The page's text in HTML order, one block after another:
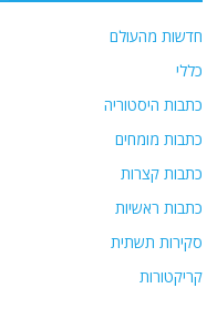
חדשות מהעולם
כללי
כתבות היסטוריה
כתבות מומחים
כתבות קצרות
כתבות ראשיות
סקירות תשתית
קריקטורות